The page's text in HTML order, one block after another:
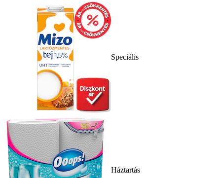
Speciális
Háztartás